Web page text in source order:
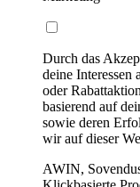
Durch das
deine Interessen
oder
basierend auf
sowie deren
wir auf dieser
AWIN,